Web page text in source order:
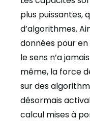
plus puissantes,
d’algorithmes.
données pour
le sens n’a
même, la force
sur des
désormais
calcul mises à